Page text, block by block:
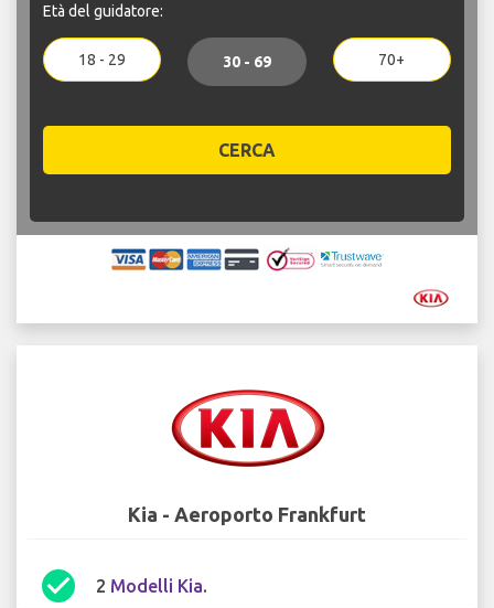
Età del guidatore:
18 - 29 30 - 69 70+
CERCA
Kia - Aeroporto Frankfurt
check_circle 2 Modelli Kia.